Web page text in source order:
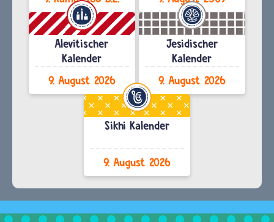
Alevitischer
Kalender
9. August 2026
Jesidischer
Kalender
9. August 2026
Sikhi Kalender
9. August 2026